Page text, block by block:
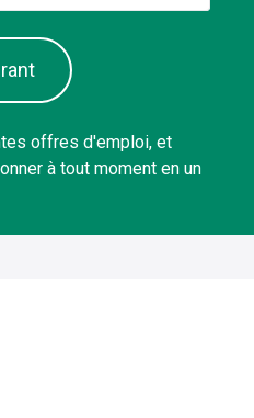
offres d'emploi, et
à tout moment en un